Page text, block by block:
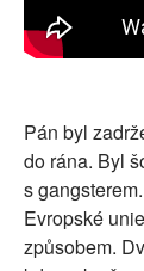
Pán byl
do rána. Byl
s
Evropské
způsobem.